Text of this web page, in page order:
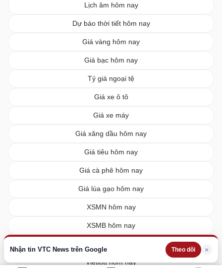
Nhận tin VTC News trên Google Theo dõi ×
Lịch âm hôm nay
Dự báo thời tiết hôm nay
Giá vàng hôm nay
Giá bạc hôm nay
Tỷ giá ngoại tệ
Giá xe ô tô
Giá xe máy
Giá xăng dầu hôm nay
Giá tiêu hôm nay
Giá cà phê hôm nay
Giá lúa gạo hôm nay
XSMN hôm nay
XSMB hôm nay
Vietlott hôm nay